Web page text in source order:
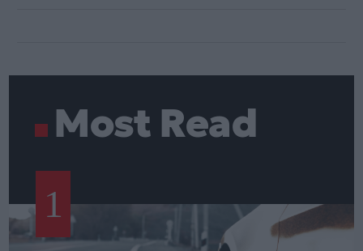
Most Read
1